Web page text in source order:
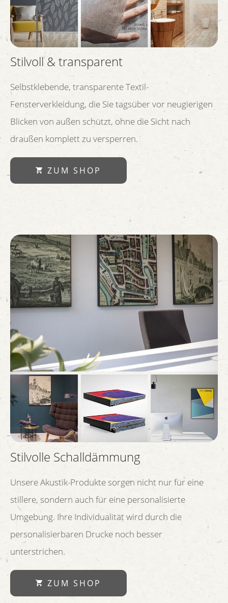
Stilvoll & transparent
Selbstklebende, transparente Textil-
Fensterverkleidung, die Sie tagsüber vor neugierigen
Blicken von außen schützt, ohne die Sicht nach
draußen komplett zu versperren.
ZUM SHOP
Stilvolle Schalldämmung
Unsere Akustik-Produkte sorgen nicht nur für eine
stillere, sondern auch für eine personalisierte
Umgebung. Ihre Individualität wird durch die
personalisierbaren Drucke noch besser
unterstrichen.
ZUM SHOP